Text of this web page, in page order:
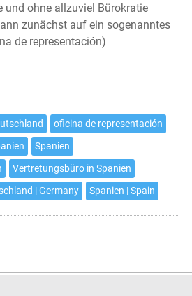
und ohne allzuviel Bürokratie
zunächst auf ein sogenanntes
de representación)
oficina de representación
Spanien
Vertretungsbüro in Spanien
| Germany Spanien | Spain